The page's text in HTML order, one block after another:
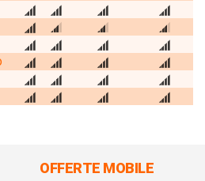
OFFERTE MOBILE